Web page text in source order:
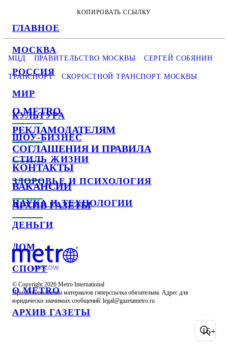
ГЛАВНОЕ
МОСКВА
РОССИЯ
МИР
КУЛЬТУРА
ШОУ-БИЗНЕС
СТИЛЬ ЖИЗНИ
ЗДОРОВЬЕ И ПСИХОЛОГИЯ
НАУКА И ТЕХНОЛОГИИ
ДЕНЬГИ
ДОМ
СПОРТ
О METRO
АРХИВ ГАЗЕТЫ
КОПИРОВАТЬ ССЫЛКУ
МЦД ПРАВИТЕЛЬСТВО МОСКВЫ СЕРГЕЙ СОБЯНИН
ТРАНСПОРТ СКОРОСТНОЙ ТРАНСПОРТ МОСКВЫ
О METRO
РЕКЛАМОДАТЕЛЯМ
СОГЛАШЕНИЯ И ПРАВИЛА
КОНТАКТЫ
ВАКАНСИИ
АРХИВ ГАЗЕТЫ
© Copyright 2026 Metro International
При использовании материалов гиперссылка обязательна. Адрес для
юридически значимых сообщений:
16+